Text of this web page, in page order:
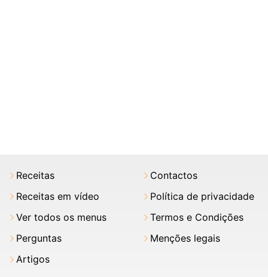
Receitas
Receitas em vídeo
Ver todos os menus
Perguntas
Artigos
Contactos
Política de privacidade
Termos e Condições
Menções legais